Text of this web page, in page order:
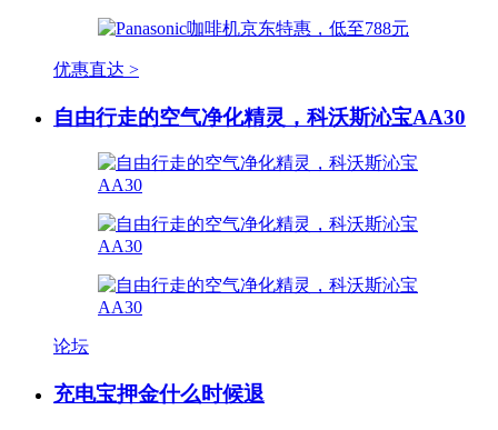
优惠直达 >
自由行走的空气净化精灵，科沃斯沁宝AA30
论坛
充电宝押金什么时候退